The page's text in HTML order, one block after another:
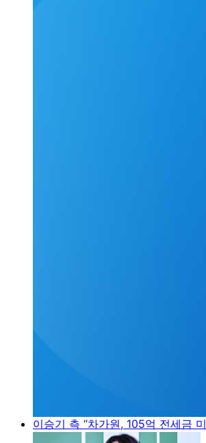
이승기 측 “차가원, 105억 전세금